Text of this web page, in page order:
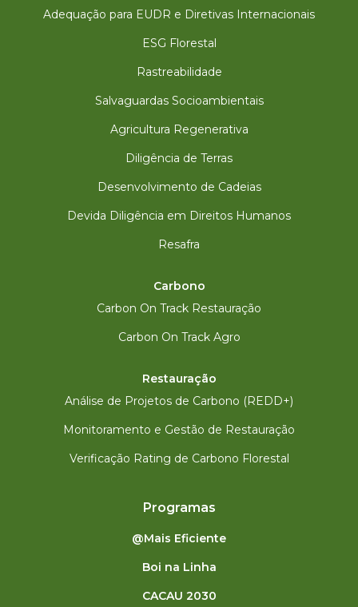
Adequação para EUDR e Diretivas Internacionais
ESG Florestal
Rastreabilidade
Salvaguardas Socioambientais
Agricultura Regenerativa
Diligência de Terras
Desenvolvimento de Cadeias
Devida Diligência em Direitos Humanos
Resafra
Carbono
Carbon On Track Restauração
Carbon On Track Agro
Restauração
Análise de Projetos de Carbono (REDD+)
Monitoramento e Gestão de Restauração
Verificação Rating de Carbono Florestal
Programas
@Mais Eficiente
Boi na Linha
CACAU 2030